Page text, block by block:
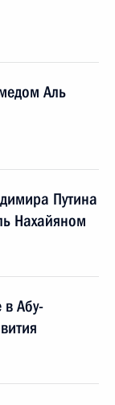
Аль
Путина
Нахайяном
в Абу-